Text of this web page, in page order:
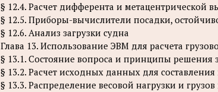
§ 12.4. Расчет дифферента и метацентрической
§ 12.5. Приборы-вычислители посадки,
§ 12.6. Анализ загрузки судна
Глава 13. Использование ЭВМ для расчета
§ 13.1. Состояние вопроса и принципы решения
§ 13.2. Расчет исходных данных для составления
§ 13.3. Распределение весовой нагрузки и